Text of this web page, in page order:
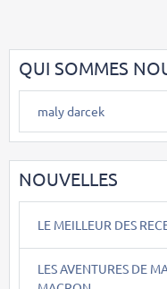
QUI SOMMES
maly darcek
NOUVELLES
LE MEILLEUR DES
LES AVENTURES DE